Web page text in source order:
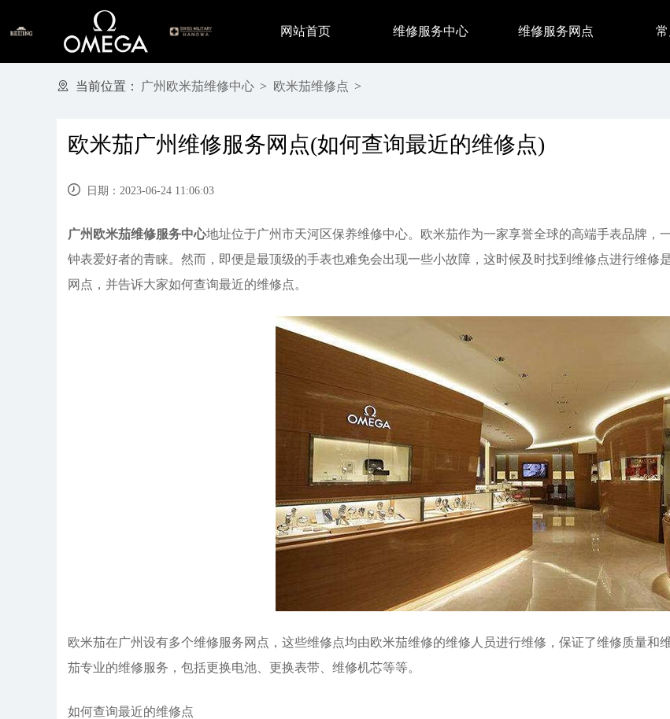
网站首页 维修服务中心 维修服务网点
当前位置： 广州欧米茄维修中心 > 欧米茄维修点 >
欧米茄广州维修服务网点(如何查询最近的维修点)
日期：2023-06-24 11:06:03
广州 欧米茄维修服务中心地址位于广州市天河区保养维修中心。欧米茄作为一家享誉全球的高端手表品牌，
钟表爱好者的青睐。然而，即便是最顶级的手表也难免会出现一些小故障，这时候及时找到维修点进行维修
网点，并告诉大家如何查询最近的维修点。
欧米茄在广州设有多个维修服务网点，这些维修点均由欧米茄维修的维修人员进行维修，保证了维修质量和
茄专业的维修服务，包括更换电池、更换表带、维修机芯等等。
如何查询最近的维修点